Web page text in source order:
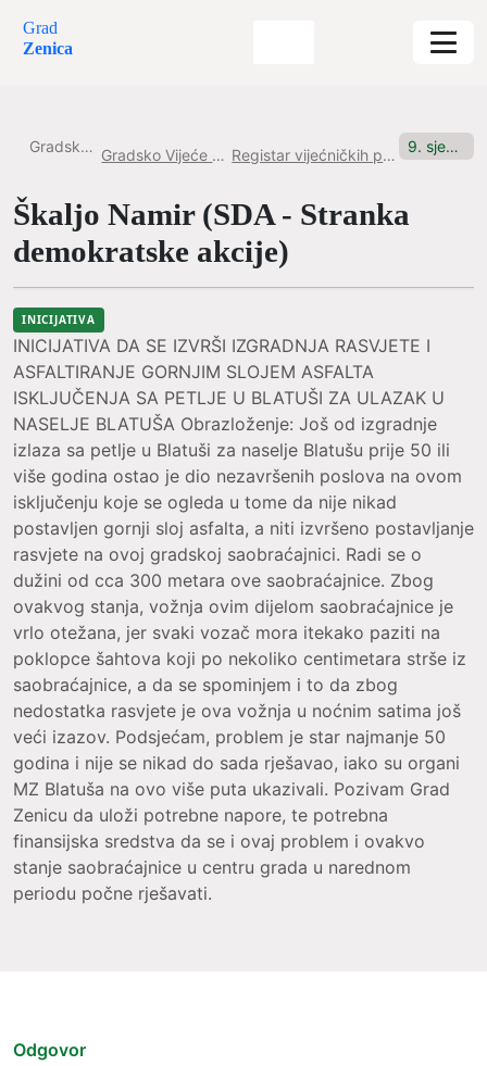
Grad
Zenica
Gradska uprava Gradsko Vijeće Grada Zenice Registar vijećničkih pitanja i inicijativa 9. sjednica, 09.6.2025. Inicijativa br.8
Škaljo Namir (SDA - Stranka
demokratske akcije)
INICIJATIVA
INICIJATIVA DA SE IZVRŠI IZGRADNJA RASVJETE I
ASFALTIRANJE GORNJIM SLOJEM ASFALTA
ISKLJUČENJA SA PETLJE U BLATUŠI ZA ULAZAK U
NASELJE BLATUŠA Obrazloženje: Još od izgradnje
izlaza sa petlje u Blatuši za naselje Blatušu prije 50 ili
više godina ostao je dio nezavršenih poslova na ovom
isključenju koje se ogleda u tome da nije nikad
postavljen gornji sloj asfalta, a niti izvršeno postavljanje
rasvjete na ovoj gradskoj saobraćajnici. Radi se o
dužini od cca 300 metara ove saobraćajnice. Zbog
ovakvog stanja, vožnja ovim dijelom saobraćajnice je
vrlo otežana, jer svaki vozač mora itekako paziti na
poklopce šahtova koji po nekoliko centimetara strše iz
saobraćajnice, a da se spominjem i to da zbog
nedostatka rasvjete je ova vožnja u noćnim satima još
veći izazov. Podsjećam, problem je star najmanje 50
godina i nije se nikad do sada rješavao, iako su organi
MZ Blatuša na ovo više puta ukazivali. Pozivam Grad
Zenicu da uloži potrebne napore, te potrebna
finansijska sredstva da se i ovaj problem i ovakvo
stanje saobraćajnice u centru grada u narednom
periodu počne rješavati.
Odgovor